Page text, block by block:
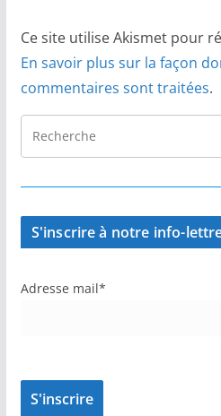
Ce site utilise Akismet pour
En savoir plus sur la façon
commentaires sont traitées.
S'inscrire à notre info-
Adresse mail*